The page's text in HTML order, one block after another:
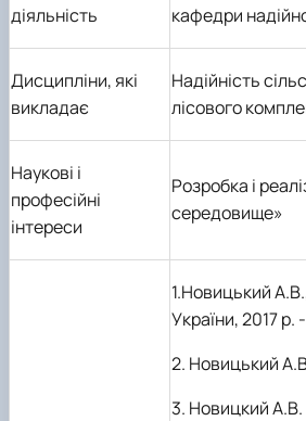
діяльність
кафедри
Дисципліни, які
викладає
Надійність
лісового
Наукові і
професійні
інтереси
Розробка і
середовище»
1.Новицький
України, 2017 р.
2. Новицький
3. Новицкий